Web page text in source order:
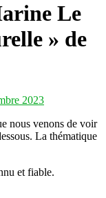
Le
» de
2023
nous venons de voir
La thématique
et fiable.